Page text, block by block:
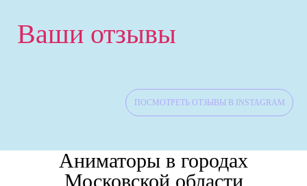
Ваши отзывы
ПОСМОТРЕТЬ ОТЗЫВЫ В INSTAGRAM
Аниматоры в городах
Московской области